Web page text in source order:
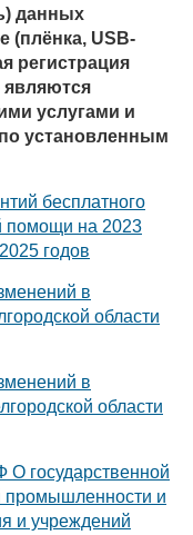
данных
(плёнка, USB-
регистрация
являются
услугами и
установленным
бесплатного
помощи на 2023
годов
в
области
в
области
О государственной
промышленности и
и учреждений